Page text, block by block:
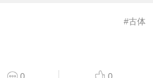
#古体